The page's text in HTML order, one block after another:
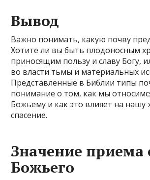
Вывод
Важно понимать, какую почву
Хотите ли вы быть плодоносным
приносящим пользу и славу Богу,
во власти тьмы и материальных
Представленные в Библии типы
понимание о том, как мы
Божьему и как это влияет на нашу
спасение.
Значение приема
Божьего